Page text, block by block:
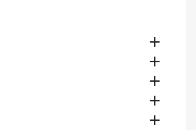




